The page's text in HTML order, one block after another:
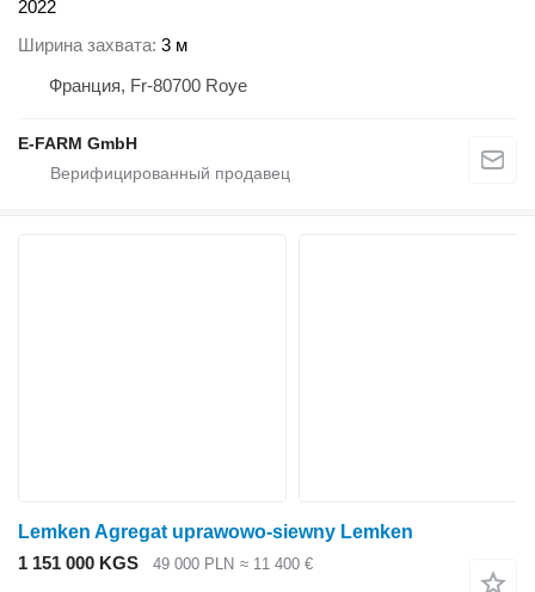
2022
Ширина захвата 3 м
Франция, Fr-80700 Roye
E-FARM GmbH
Lemken Agregat uprawowo-siewny Lemken
1 151 000 KGS
49 000 PLN ≈ 11 400 €